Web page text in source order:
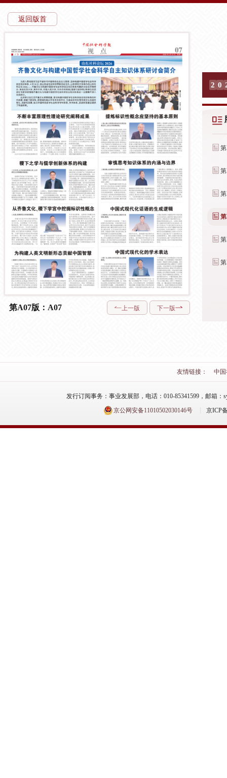
返回版首
第A07版：A07 上一版 下一版
2 0
友情链接： 中
发行订阅事务：事业发展部，电话：010-85341599，邮箱：
京公网安备11010502030146号
京ICP